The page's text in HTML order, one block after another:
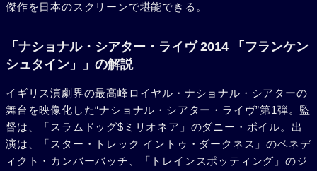
傑作を日本のスクリーンで堪能できる。
「ナショナル・シアター・ライヴ 2014 「フランケン
シュタイン」」の解説
イギリス演劇界の最高峰ロイヤル・ナショナル・シアターの
舞台を映像化した“ナショナル・シアター・ライヴ”第1弾。監
督は、「スラムドッグ$ミリオネア」のダニー・ボイル。出
演は、「スター・トレック イントゥ・ダークネス」のベネデ
ィクト・カンバーバッチ、「トレインスポッティング」のジ